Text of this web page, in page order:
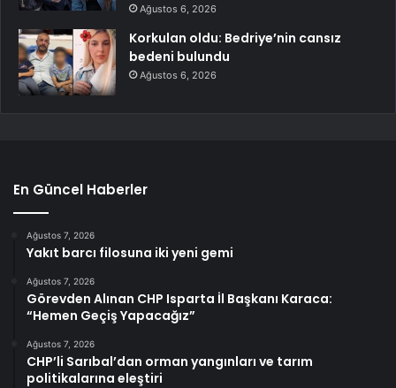
Ağustos 6, 2026
Korkulan oldu: Bedriye’nin cansız
bedeni bulundu
Ağustos 6, 2026
En Güncel Haberler
Ağustos 7, 2026
Yakıt barcı filosuna iki yeni gemi
Ağustos 7, 2026
Görevden Alınan CHP Isparta İl Başkanı Karaca:
“Hemen Geçiş Yapacağız”
Ağustos 7, 2026
CHP’li Sarıbal’dan orman yangınları ve tarım
politikalarına eleştiri